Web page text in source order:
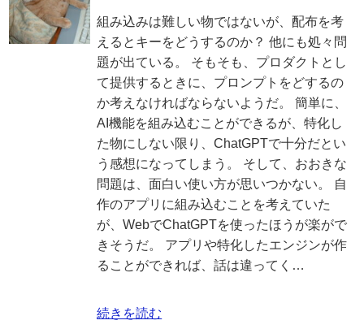
組み込みは難しい物ではないが、配布を考
えるとキーをどうするのか？ 他にも処々問
題が出ている。 そもそも、プロダクトとし
て提供するときに、プロンプトをどするの
か考えなければならないようだ。 簡単に、
AI機能を組み込むことができるが、特化し
た物にしない限り、ChatGPTで十分だとい
う感想になってしまう。 そして、おおきな
問題は、面白い使い方が思いつかない。 自
作のアプリに組み込むことを考えていた
が、WebでChatGPTを使ったほうが楽がで
きそうだ。 アプリや特化したエンジンが作
ることができれば、話は違ってく…
続きを読む